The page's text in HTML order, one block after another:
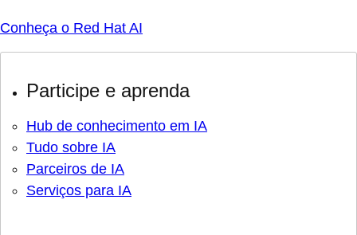
Conheça o Red Hat AI
Participe e aprenda
Hub de conhecimento em IA
Tudo sobre IA
Parceiros de IA
Serviços para IA